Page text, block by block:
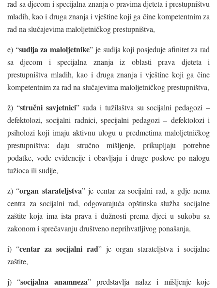
rad sa djecom i specijalna znanja o pravima djeteta i prestupništvu
mladih, kao i druga znanja i vještine koji ga čine kompetentnim za
rad na slučajevima maloljetničkog prestupništva,
e) “sudija za maloljetnike” je sudija koji posjeduje afinitet za rad
sa djecom i specijalna znanja iz oblasti prava djeteta i
prestupništva mladih, kao i druga znanja i vještine koji ga čine
kompetentnim za rad na slučajevima maloljetničkog prestupništva,
ž) “stručni savjetnici” suda i tužilaštva su socijalni pedagozi –
defektolozi, socijalni radnici, specijalni pedagozi – defektolozi i
psiholozi koji imaju aktivnu ulogu u predmetima maloljetničkog
prestupništva: daju stručno mišljenje, prikupljaju potrebne
podatke, vode evidencije i obavljaju i druge poslove po nalogu
tužioca ili sudije,
z) “organ starateljstva” je centar za socijalni rad, a gdje nema
centra za socijalni rad, odgovarajuća opštinska služba socijalne
zaštite koja ima ista prava i dužnosti prema djeci u sukobu sa
zakonom i sprečavanju društveno neprihvatljivog ponašanja,
i) “centar za socijalni rad” je organ starateljstva i socijalne
zaštite,
j) “socijalna anamneza” predstavlja nalaz i mišljenje koje